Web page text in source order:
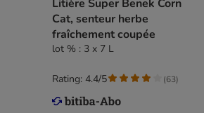
Litière Super Benek Corn
Cat, senteur herbe
fraîchement coupée
lot % : 3 x 7 L
Rating: 4.4/5 (63)